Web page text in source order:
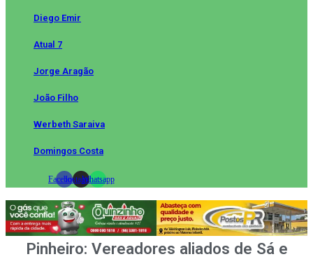
Diego Emir
Atual 7
Jorge Aragão
João Filho
Werbeth Saraiva
Domingos Costa
FacebookInstagramWhatsapp
Pinheiro: Vereadores aliados de Sá e